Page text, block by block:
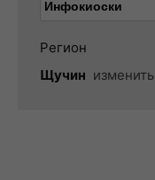
Регион
Щучин изменить